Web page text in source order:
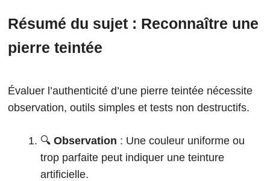
Résumé du sujet : Reconnaître une
pierre teintée
Évaluer l’authenticité d’une pierre teintée nécessite
observation, outils simples et tests non destructifs.
🔍 Observation : Une couleur uniforme ou
trop parfaite peut indiquer une teinture
artificielle.